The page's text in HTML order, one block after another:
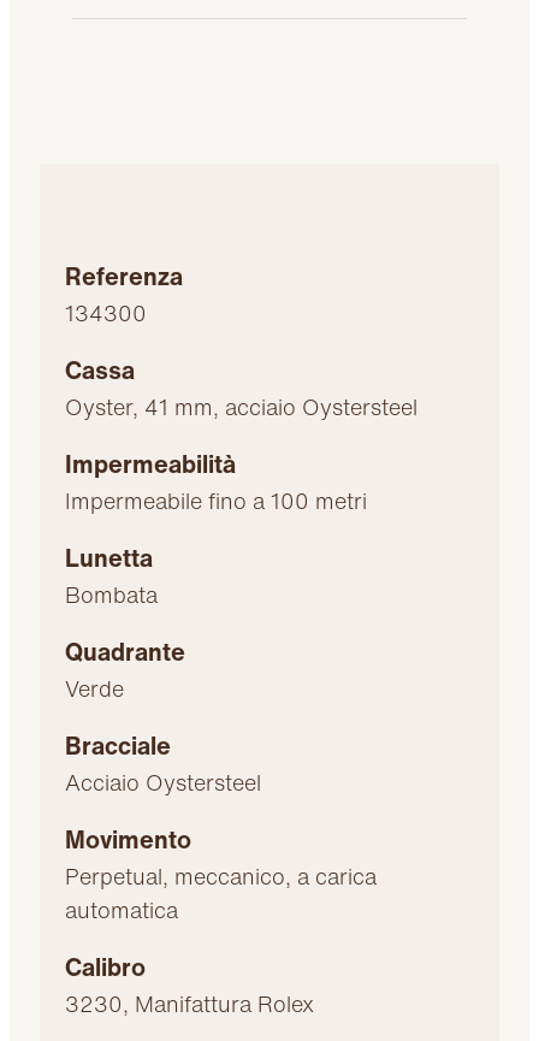
Referenza
134300
Cassa
Oyster, 41 mm, acciaio Oystersteel
Impermeabilità
Impermeabile fino a 100 metri
Lunetta
Bombata
Quadrante
Verde
Bracciale
Acciaio Oystersteel
Movimento
Perpetual, meccanico, a carica
automatica
Calibro
3230, Manifattura Rolex